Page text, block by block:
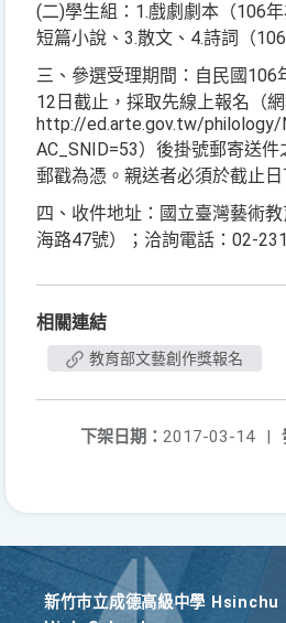
(二)學生組： 1.戲劇劇本（106
短篇小說、 3.散文、 4.詩詞（106
三、參選受理期間：自民國106
12 日截止，採取先線上報名（網
http://ed.arte.gov.tw/
AC_SNID=53）後掛號郵寄送
郵戳為憑。親送者必須於截止
四、收件地址：國立臺灣藝術
海路47號）；洽詢電話： 02-
相關連結
教育部文藝創作獎報名
下架日期： 2017-03-14
|
新竹巿立成德高級中學